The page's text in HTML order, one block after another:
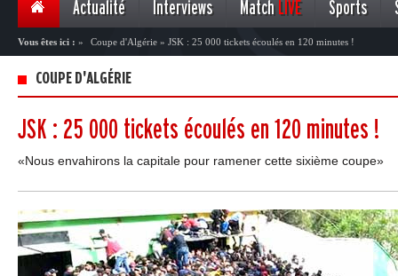
Actualité Interviews Match LIVE Sports
Vous êtes ici : » Coupe d'Algérie » JSK : 25 000 tickets écoulés en 120 minutes !
COUPE D'ALGÉRIE
JSK : 25 000 tickets écoulés en 120 minutes !
«Nous envahirons la capitale pour ramener cette sixième coupe»